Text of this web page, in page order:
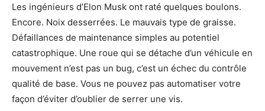
Les ingénieurs d’Elon Musk ont ​​raté quelques boulons.
Encore. Noix desserrées. Le mauvais type de graisse.
Défaillances de maintenance simples au potentiel
catastrophique. Une roue qui se détache d’un véhicule en
mouvement n’est pas un bug, c’est un échec du contrôle
qualité de base. Vous ne pouvez pas automatiser votre
façon d’éviter d’oublier de serrer une vis.